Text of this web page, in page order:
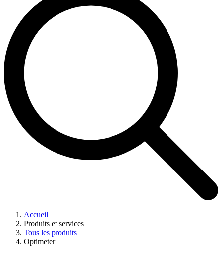
Accueil
Produits et services
Tous les produits
Optimeter